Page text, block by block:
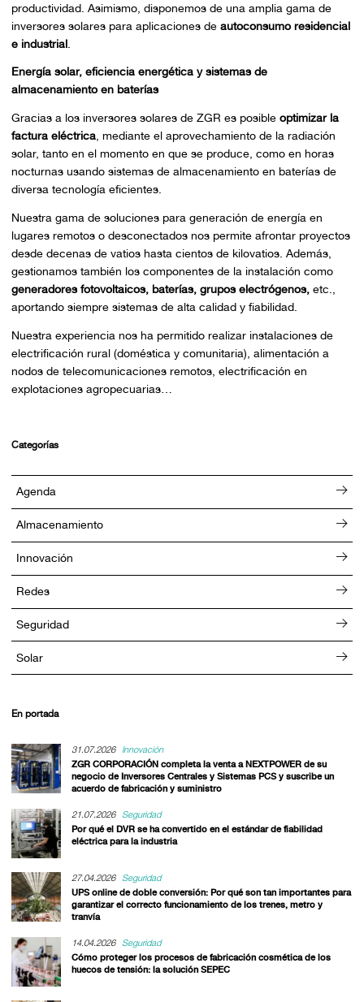
productividad. Asimismo, disponemos de una amplia gama de
inversores solares para aplicaciones de autoconsumo residencial
e industrial.
Energía solar, eficiencia energética y sistemas de
almacenamiento en baterías
Gracias a los inversores solares de ZGR es posible optimizar la
factura eléctrica, mediante el aprovechamiento de la radiación
solar, tanto en el momento en que se produce, como en horas
nocturnas usando sistemas de almacenamiento en baterías de
diversa tecnología eficientes.
Nuestra gama de soluciones para generación de energía en
lugares remotos o desconectados nos permite afrontar proyectos
desde decenas de vatios hasta cientos de kilovatios. Además,
gestionamos también los componentes de la instalación como
generadores fotovoltaicos, baterías, grupos electrógenos,etc.,
aportando siempre sistemas de alta calidad y fiabilidad.
Nuestra experiencia nos ha permitido realizar instalaciones de
electrificación rural (doméstica y comunitaria), alimentación a
nodos de telecomunicaciones remotos, electrificación en
explotaciones agropecuarias…
Categorías
Agenda
Almacenamiento
Innovación
Redes
Seguridad
Solar
En portada
31.07.2026
Innovación
ZGR CORPORACIÓN completa la venta a NEXTPOWER de su
negocio de Inversores Centrales y Sistemas PCS y suscribe un
acuerdo de fabricación y suministro
21.07.2026
Seguridad
Por qué el DVR se ha convertido en el estándar de fiabilidad
eléctrica para la industria
27.04.2026
Seguridad
UPS online de doble conversión: Por qué son tan importantes para
garantizar el correcto funcionamiento de los trenes, metro y
tranvía
14.04.2026
Seguridad
Cómo proteger los procesos de fabricación cosmética de los
huecos de tensión: la solución SEPEC